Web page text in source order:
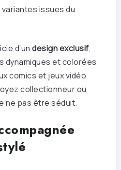
issues du
d’un design exclusif,
dynamiques et colorées
comics et jeux vidéo
collectionneur ou
ne pas être séduit.